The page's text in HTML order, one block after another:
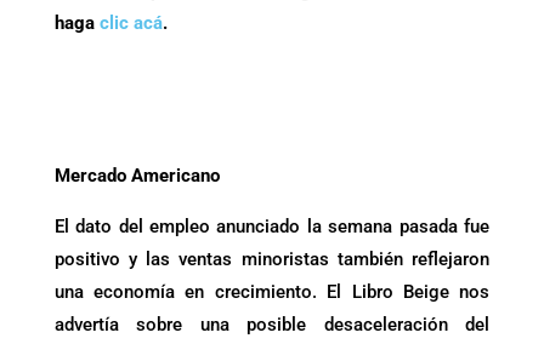
haga clic acá.
Mercado Americano
El dato del empleo anunciado la semana pasada fue
positivo y las ventas minoristas también reflejaron
una economía en crecimiento. El Libro Beige nos
advertía sobre una posible desaceleración del